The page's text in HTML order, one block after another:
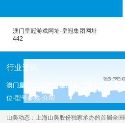
澳门皇冠游戏网址-皇冠集团网址
442
行业资讯
澳门皇冠游戏网址-皇冠集团网址442
位-型号参数-介绍
山美动态：上海山美股份独家承办的首届全